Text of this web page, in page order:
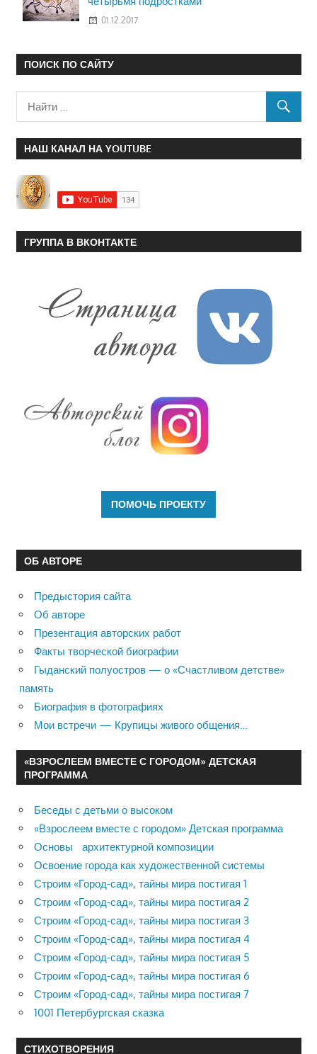
01.12.2017
ПОИСК ПО САЙТУ
НАШ КАНАЛ НА YOUTUBE
ГРУППА В ВКОНТАКТЕ
ОБ АВТОРЕ
Предыстория сайта
Об авторе
Презентация авторских работ
Факты творческой биографии
Гыданский полуостров — о «Счастливом детстве»
память
Биография в фотографиях
Мои встречи — Крупицы живого общения…
«ВЗРОСЛЕЕМ ВМЕСТЕ С ГОРОДОМ» ДЕТСКАЯ
ПРОГРАММА
Беседы с детьми о высоком
«Взрослеем вместе с городом» Детская программа
Основы архитектурной композиции
Освоение города как художественной системы
Строим «Город-сад», тайны мира постигая 1
Строим «Город-сад», тайны мира постигая 2
Строим «Город-сад», тайны мира постигая 3
Строим «Город-сад», тайны мира постигая 4
Строим «Город-сад», тайны мира постигая 5
Строим «Город-сад», тайны мира постигая 6
Строим «Город-сад», тайны мира постигая 7
1001 Петербургская сказка
СТИХОТВОРЕНИЯ